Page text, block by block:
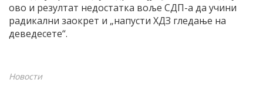
ово и резултат недостатка воље СДП-а да учини
радикални заокрет и „напусти ХДЗ гледање на
деведесете“.
Новости